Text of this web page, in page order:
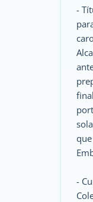
-
-